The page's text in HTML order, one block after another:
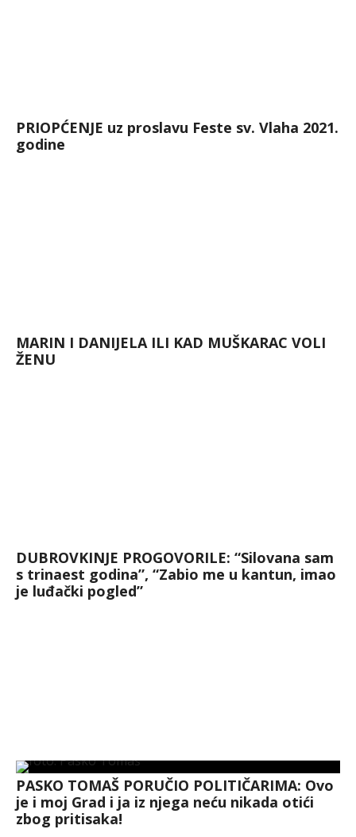
PRIOPĆENJE uz proslavu Feste sv. Vlaha 2021.
godine
MARIN I DANIJELA ILI KAD MUŠKARAC VOLI
ŽENU
DUBROVKINJE PROGOVORILE: “Silovana sam
s trinaest godina”, “Zabio me u kantun, imao
je luđački pogled”
PASKO TOMAŠ PORUČIO POLITIČARIMA: Ovo
je i moj Grad i ja iz njega neću nikada otići
zbog pritisaka!